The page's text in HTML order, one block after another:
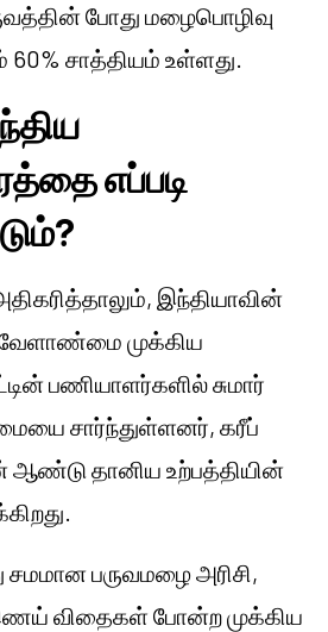
போது மழைபொழிவு
60% சாத்தியம் உள்ளது.
எப்படி
இந்தியாவின்
முக்கிய
பணியாளர்களில் சுமார்
சார்ந்துள்ளனர், கரீப்
ஆண்டு தானிய உற்பத்தியின்
பருவமழை அரிசி,
விதைகள் போன்ற முக்கிய